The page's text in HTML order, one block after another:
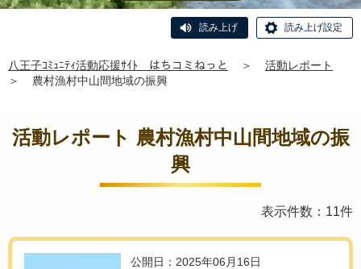
読み上げ 読み上げ設定
八王子ｺﾐｭﾆﾃｨ活動応援ｻｲﾄ はちコミねっと ＞
活動レポート
＞
農村漁村中山間地域の振興
活動レポート 農村漁村中山間地域の振
興
表示件数：11件
公開日：2025年06月16日